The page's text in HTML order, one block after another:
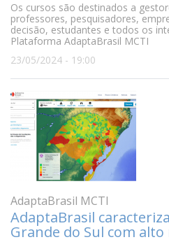
Os cursos são destinados a
professores, pesquisadores,
decisão, estudantes e todos os
Plataforma AdaptaBrasil MCTI
23/05/2024 - 19:00
AdaptaBrasil MCTI
AdaptaBrasil
Grande do Sul com